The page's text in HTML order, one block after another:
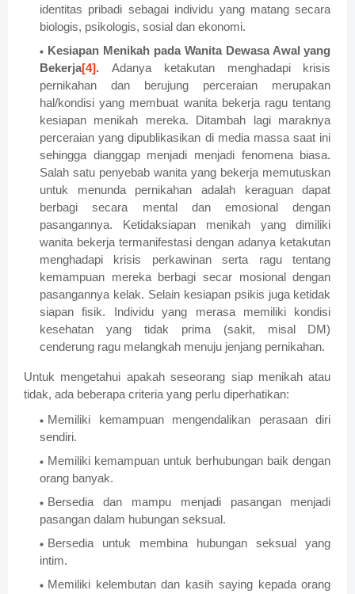
identitas pribadi sebagai individu yang matang secara
biologis, psikologis, sosial dan ekonomi.
Kesiapan Menikah pada Wanita Dewasa Awal yang
Bekerja[4]. Adanya ketakutan menghadapi krisis
pernikahan dan berujung perceraian merupakan
hal/kondisi yang membuat wanita bekerja ragu tentang
kesiapan menikah mereka. Ditambah lagi maraknya
perceraian yang dipublikasikan di media massa saat ini
sehingga dianggap menjadi menjadi fenomena biasa.
Salah satu penyebab wanita yang bekerja memutuskan
untuk menunda pernikahan adalah keraguan dapat
berbagi secara mental dan emosional dengan
pasangannya. Ketidaksiapan menikah yang dimiliki
wanita bekerja termanifestasi dengan adanya ketakutan
menghadapi krisis perkawinan serta ragu tentang
kemampuan mereka berbagi secar mosional dengan
pasangannya kelak. Selain kesiapan psikis juga ketidak
siapan fisik. Individu yang merasa memiliki kondisi
kesehatan yang tidak prima (sakit, misal DM)
cenderung ragu melangkah menuju jenjang pernikahan.
Untuk mengetahui apakah seseorang siap menikah atau
tidak, ada beberapa criteria yang perlu diperhatikan:
Memiliki kemampuan mengendalikan perasaan diri
sendiri.
Memiliki kemampuan untuk berhubungan baik dengan
orang banyak.
Bersedia dan mampu menjadi pasangan menjadi
pasangan dalam hubungan seksual.
Bersedia untuk membina hubungan seksual yang
intim.
Memiliki kelembutan dan kasih saying kepada orang